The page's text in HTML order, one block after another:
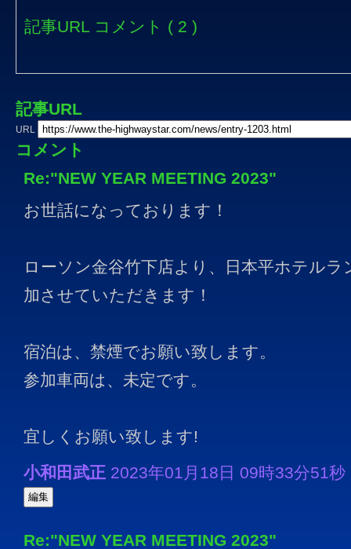
記事URL コメント ( 2 )
記事URL
URL
コメント
Re:"NEW YEAR MEETING 2023"
お世話になっております！
ローソン金谷竹下店より、日本平ホテル
加させていただきます！
宿泊は、禁煙でお願い致します。
参加車両は、未定です。
宜しくお願い致します!
小和田武正 2023年01月18日 09時33分51秒
Re:"NEW YEAR MEETING 2023"